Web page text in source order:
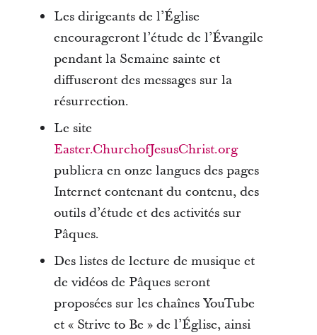
Les dirigeants de l’Église
encourageront l’étude de l’Évangile
pendant la Semaine sainte et
diffuseront des messages sur la
résurrection.
Le site
Easter.ChurchofJesusChrist.org
publiera en onze langues des pages
Internet contenant du contenu, des
outils d’étude et des activités sur
Pâques.
Des listes de lecture de musique et
de vidéos de Pâques seront
proposées sur les chaînes YouTube
et « Strive to Be » de l’Église, ainsi